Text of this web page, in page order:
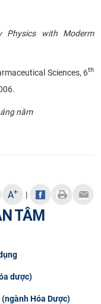
Physics with Moderm
Sciences, 6th
năm
A+ |
TÂM
dược)
Hóa Dược)